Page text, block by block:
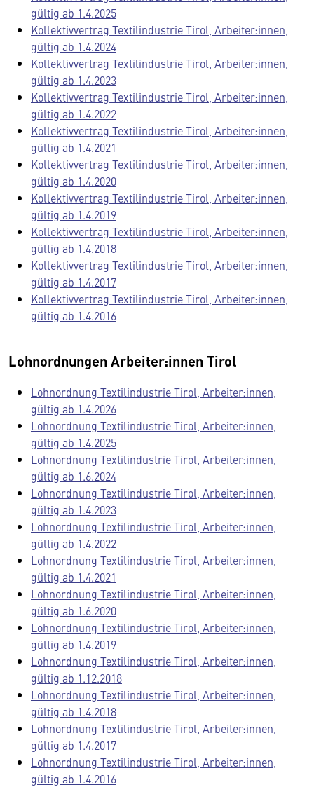
gültig ab 1.4.2025
Kollektivvertrag Textilindustrie Tirol, Arbeiter:innen,
gültig ab 1.4.2024
Kollektivvertrag Textilindustrie Tirol, Arbeiter:innen,
gültig ab 1.4.2023
Kollektivvertrag Textilindustrie Tirol, Arbeiter:innen,
gültig ab 1.4.2022
Kollektivvertrag Textilindustrie Tirol, Arbeiter:innen,
gültig ab 1.4.2021
Kollektivvertrag Textilindustrie Tirol, Arbeiter:innen,
gültig ab 1.4.2020
Kollektivvertrag Textilindustrie Tirol, Arbeiter:innen,
gültig ab 1.4.2019
Kollektivvertrag Textilindustrie Tirol, Arbeiter:innen,
gültig ab 1.4.2018
Kollektivvertrag Textilindustrie Tirol, Arbeiter:innen,
gültig ab 1.4.2017
Kollektivvertrag Textilindustrie Tirol, Arbeiter:innen,
gültig ab 1.4.2016
Lohnordnungen Arbeiter:innen Tirol
Lohnordnung Textilindustrie Tirol, Arbeiter:innen,
gültig ab 1.4.2026
Lohnordnung Textilindustrie Tirol, Arbeiter:innen,
gültig ab 1.4.2025
Lohnordnung Textilindustrie Tirol, Arbeiter:innen,
gültig ab 1.6.2024
Lohnordnung Textilindustrie Tirol, Arbeiter:innen,
gültig ab 1.4.2023
Lohnordnung Textilindustrie Tirol, Arbeiter:innen,
gültig ab 1.4.2022
Lohnordnung Textilindustrie Tirol, Arbeiter:innen,
gültig ab 1.4.2021
Lohnordnung Textilindustrie Tirol, Arbeiter:innen,
gültig ab 1.6.2020
Lohnordnung Textilindustrie Tirol, Arbeiter:innen,
gültig ab 1.4.2019
Lohnordnung Textilindustrie Tirol, Arbeiter:innen,
gültig ab 1.12.2018
Lohnordnung Textilindustrie Tirol, Arbeiter:innen,
gültig ab 1.4.2018
Lohnordnung Textilindustrie Tirol, Arbeiter:innen,
gültig ab 1.4.2017
Lohnordnung Textilindustrie Tirol, Arbeiter:innen,
gültig ab 1.4.2016